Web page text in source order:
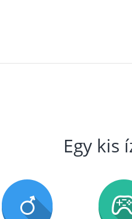
Egy kis